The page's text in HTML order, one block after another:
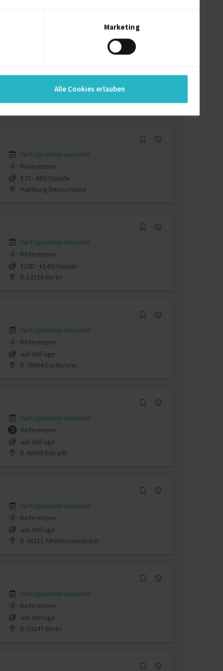
Marketing
Alle Cookies erlauben
Referenzen
auf Anfrage
D-35274 Kirchhain
Verfügbarkeit einsehen
0
Referenzen
€70 - €80/Stunde
Hamburg Deutschland
Verfügbarkeit einsehen
0
Referenzen
€100 - €140/Stunde
D-13156 Berlin
Verfügbarkeit einsehen
0
Referenzen
auf Anfrage
D-78664 Eschbronn
Verfügbarkeit einsehen
2
Referenzen
auf Anfrage
D-40699 Erkrath
Verfügbarkeit einsehen
0
Referenzen
auf Anfrage
D-36211 Alheim-Heinebach
Verfügbarkeit einsehen
0
Referenzen
auf Anfrage
D-10247 Berlin